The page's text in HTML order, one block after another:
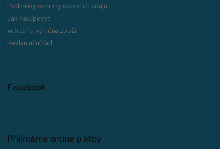
Podmínky ochrany osobních údajů
Jak nakupovat
Vrácení a výměna zboží
Reklamační řád
Facebook
Přijímáme online platby